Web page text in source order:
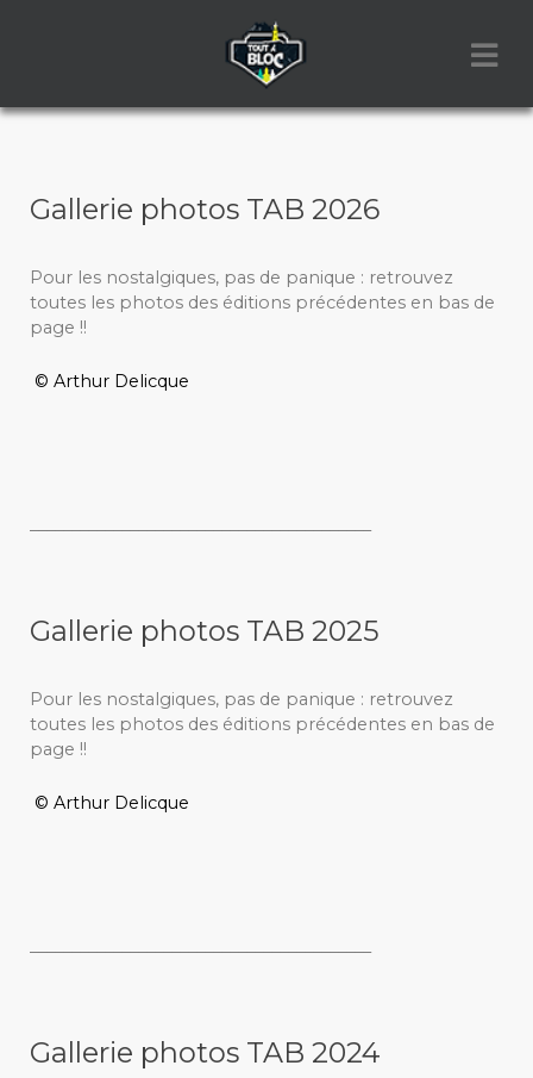
Gallerie photos TAB 2026
Pour les nostalgiques, pas de panique : retrouvez
toutes les photos des éditions précédentes en bas de
page !!
© Arthur Delicque
Gallerie photos TAB 2025
Pour les nostalgiques, pas de panique : retrouvez
toutes les photos des éditions précédentes en bas de
page !!
© Arthur Delicque
Gallerie photos TAB 2024